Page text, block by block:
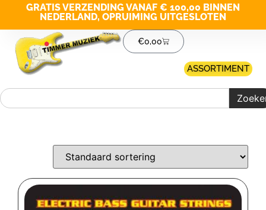
GRATIS VERZENDING VANAF € 100,00 BINNEN
NEDERLAND, OPRUIMING UITGESLOTEN
€0,00
ASSORTIMENT
Merk filter